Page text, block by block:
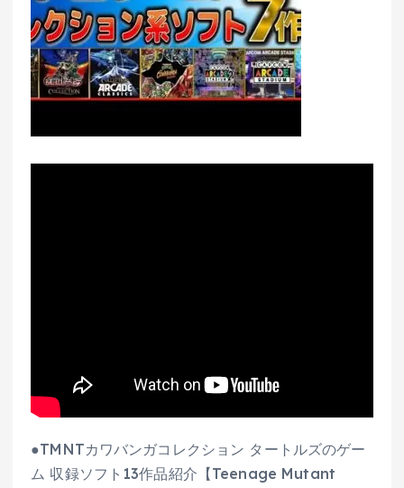
●TMNTカワバンガコレクション タートルズのゲー
ム 収録ソフト13作品紹介【Teenage Mutant